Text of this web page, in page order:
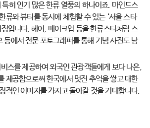
히 인기 많은 한류 열풍의 하나이죠. 마인드스
류와 뷰티를 동시에 체험할 수 있는 ‘서울 스타
입니다. 헤어, 메이크업 등을 한류스타처럼 스
등에서 전문 포토그래퍼를 통해 기념 사진도 남
스를 제공하여 외국인 관광객들에게 보다 나은,
제공함으로써 한국에서 멋진 추억을 쌓고 대한
적인 이미지를 가지고 돌아갈 것을 기대합니다.